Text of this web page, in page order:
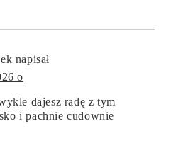
napisał
o
dajesz radę z tym
i pachnie cudownie